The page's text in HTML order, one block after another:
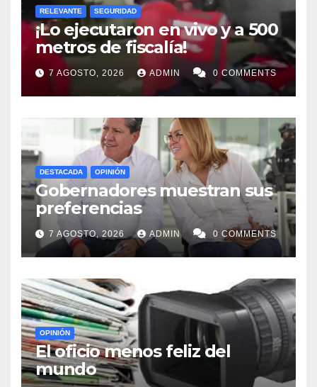
RELEVANTE SEGURIDAD
¡Lo ejecutaron en vivo y a 500
metros de fiscalía!
7 AGOSTO, 2026 ADMIN 0 COMMENTS
DESTACADA OPINIÓN
Gobernadores muestran sus
preferencias
7 AGOSTO, 2026 ADMIN 0 COMMENTS
OPINIÓN
El oficio menos feliz del
mundo